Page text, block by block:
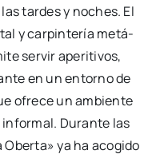
tar­des y noches. El
y car­pin­te­ría metá­
ser­vir ape­ri­ti­vos,
en un entorno de
ofre­ce un ambien­te
Duran­te las
ya ha aco­gi­do